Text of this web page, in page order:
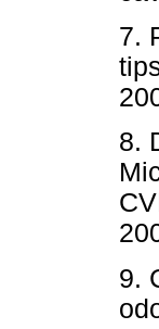
7.
8.
9.